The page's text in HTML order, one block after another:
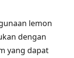
lemon
dengan
yang dapat